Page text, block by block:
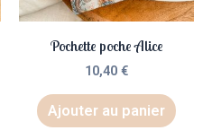
Pochette poche Alice
10,40 €
Ajouter au panier